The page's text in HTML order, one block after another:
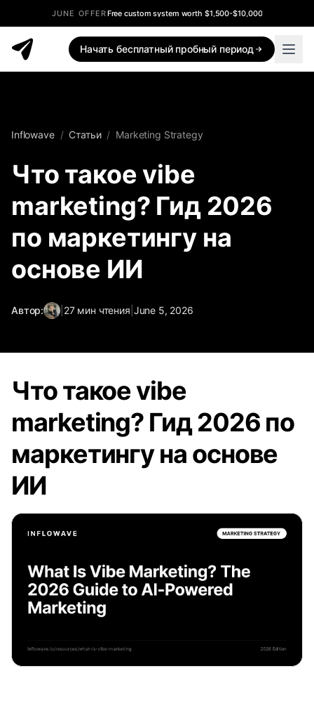
JUNE OFFERFree custom system worth $1,500-$10,000
Начать бесплатный пробный период
Inflowave / Статьи / Marketing Strategy
Что такое vibe
marketing? Гид 2026
по маркетингу на
основе ИИ
Автор: 27 мин чтения June 5, 2026
Что такое vibe
marketing? Гид 2026 по
маркетингу на основе
ИИ